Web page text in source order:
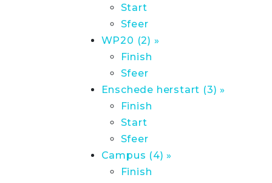
Start
Sfeer
WP20 (2) »
Finish
Sfeer
Enschede herstart (3) »
Finish
Start
Sfeer
Campus (4) »
Finish